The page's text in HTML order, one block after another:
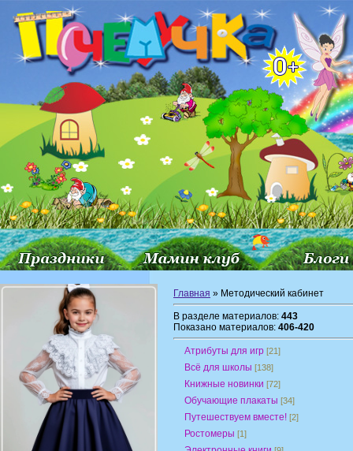
Главная » Методический кабинет
В разделе материалов: 443
Показано материалов: 406-420
Атрибуты для игр [21]
Всё для школы [138]
Книжные новинки [72]
Обучающие плакаты [34]
Путешествуем вместе! [2]
Ростомеры [1]